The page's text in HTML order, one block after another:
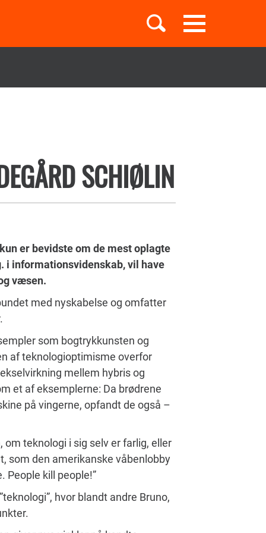
Toggle
navigation
Børnebøger
SCHIØLIN
er bevidste om de mest oplagte
i informationsvidenskab, vil have
væsen.
med nyskabelse og omfatter
som bogtrykkunsten og
af teknologioptimisme overfor
mellem hybris og
et af eksemplerne: Da brødrene
på vingerne, opfandt de også –
teknologi i sig selv er farlig, eller
som den amerikanske våbenlobby
People kill people!”
hvor blandt andre Bruno,